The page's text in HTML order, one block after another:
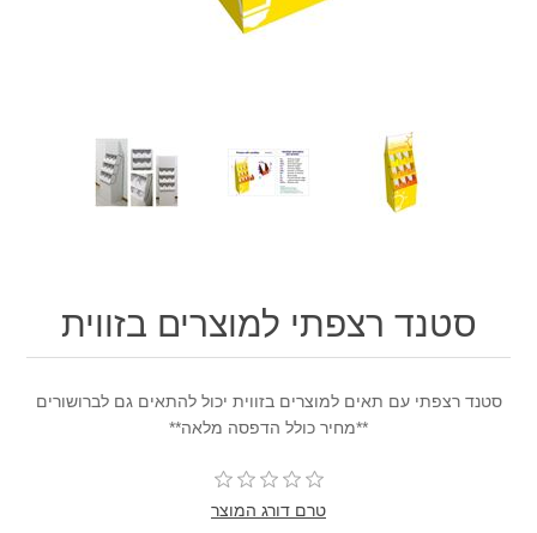
סטנד רצפתי למוצרים בזווית
סטנד רצפתי עם תאים למוצרים בזווית יכול להתאים גם לברושורים
**מחיר כולל הדפסה מלאה**
טרם דורג המוצר